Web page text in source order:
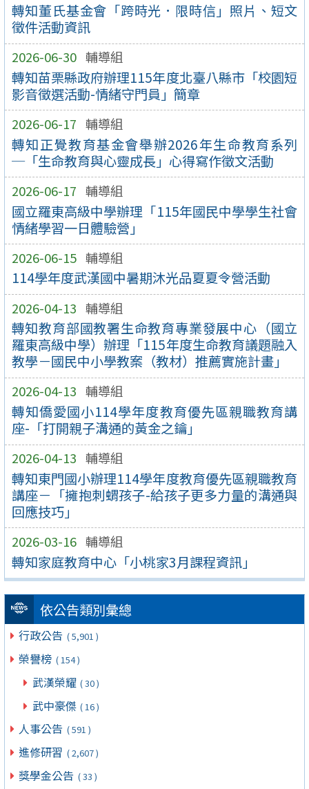
轉知董氏基金會「跨時光．限時信」照片、短文
徵件活動資訊
2026-06-30 輔導組
轉知苗栗縣政府辦理115年度北臺八縣市「校園短
影音徵選活動-情緒守門員」簡章
2026-06-17 輔導組
轉知正覺教育基金會舉辦2026年生命教育系列
─「生命教育與心靈成長」心得寫作徵文活動
2026-06-17 輔導組
國立羅東高級中學辦理「115年國民中學學生社會
情緒學習一日體驗營」
2026-06-15 輔導組
114學年度武漢國中暑期沐光品夏夏令營活動
2026-04-13 輔導組
轉知教育部國教署生命教育專業發展中心（國立
羅東高級中學）辦理「115年度生命教育議題融入
教學－國民中小學教案（教材）推薦實施計畫」
2026-04-13 輔導組
轉知僑愛國小114學年度教育優先區親職教育講
座-「打開親子溝通的黃金之鑰」
2026-04-13 輔導組
轉知東門國小辦理114學年度教育優先區親職教育
講座－「擁抱刺蝟孩子-給孩子更多力量的溝通與
回應技巧」
2026-03-16 輔導組
轉知家庭教育中心「小桃家3月課程資訊」
依公告類別彙總
行政公告 ( 5,901 )
榮譽榜 ( 154 )
武漢榮耀 ( 30 )
武中豪傑 ( 16 )
人事公告 ( 591 )
進修研習 ( 2,607 )
獎學金公告 ( 33 )